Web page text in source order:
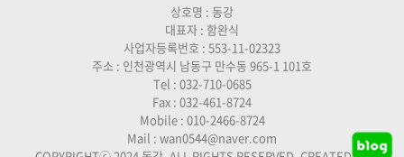
상호명 : 동강
대표자 : 함완식
사업자등록번호 : 553-11-02323
주소 : 인천광역시 남동구 만수동 965-1 101호
Tel : 032-710-0685
Fax : 032-461-8724
Mobile : 010-2466-8724
Mail : wan0544@naver.com